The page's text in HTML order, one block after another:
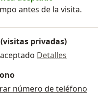
antes de la visita.
privadas)
Detalles
número de teléfono